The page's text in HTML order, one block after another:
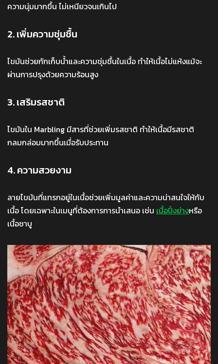
ความนุ่มมากขึ้น ไม่เหนียวจนเกินไป
2. เพิ่มความชุ่มชื้น
ไขมันช่วยกักเก็บน้ำและความชุ่มชื้นในเนื้อ ทำให้เนื้อไม่แห้งแม้จะ
ผ่านการปรุงด้วยความร้อนสูง
3. เสริมรสชาติ
ไขมันใน Marbling มีสารที่ช่วยเพิ่มรสชาติ ทำให้เนื้อมีรสชาติ
กลมกล่อมมากขึ้นเมื่อรับประทาน
4. ความสวยงาม
ลายไขมันที่แทรกอยู่ในเนื้อช่วยเพิ่มมูลค่าและความน่าสนใจให้กับ
เนื้อ โดยเฉพาะในเมนูที่ต้องการการนำเสนอ เช่น เนื้อปิ้งย่างหรือ
เนื้อชาบู